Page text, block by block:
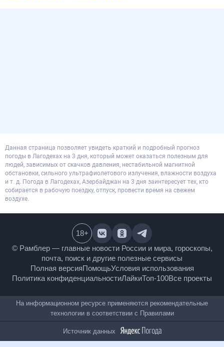
Данная страница позволяет увидеть краткий и подробный прогноз
погоды в Лагодехах на 3 дня, который может оказаться полезным для
людей, зависимых от скачков давления, нестабильной магнитной
обстановки, сильного ультрафиолетового излучения, влажности воздуха
и т. д. Погода в Лагодехах, Азербайджан на 3 дня заинтересует тех, кто
собирается в рабочую поездку, отпуск, провести время на свежем
воздухе.
© Рамблер — главные новости России и мира,
гороскопы, почта, поиск и другие полезные сервисы
Полная версияПомощьУсловия использования
Политика конфиденциальностиЛайкиТоп-100
18+
На информационном ресурсе применяются
рекомендательные технологии в соответствии сПравилами
Источник данных